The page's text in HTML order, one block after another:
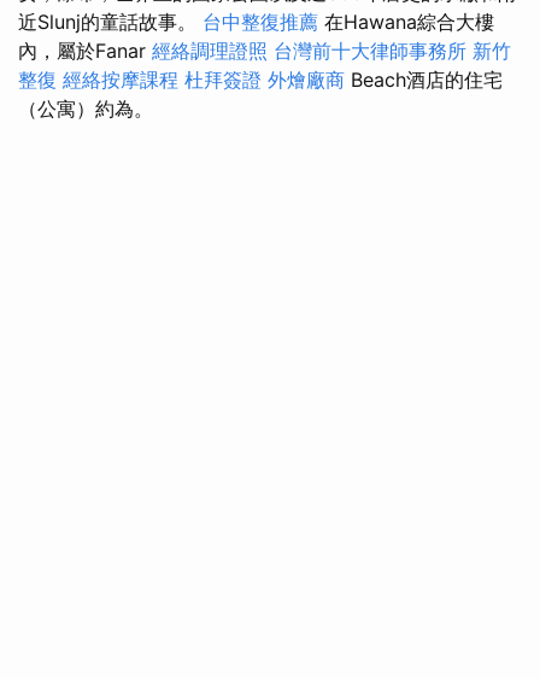
近Slunj的童話故事。 台中整復推薦 在Hawana綜合大樓
內，屬於Fanar 經絡調理證照 台灣前十大律師事務所 新竹
整復 經絡按摩課程 杜拜簽證 外燴廠商 Beach酒店的住宅
（公寓）約為。